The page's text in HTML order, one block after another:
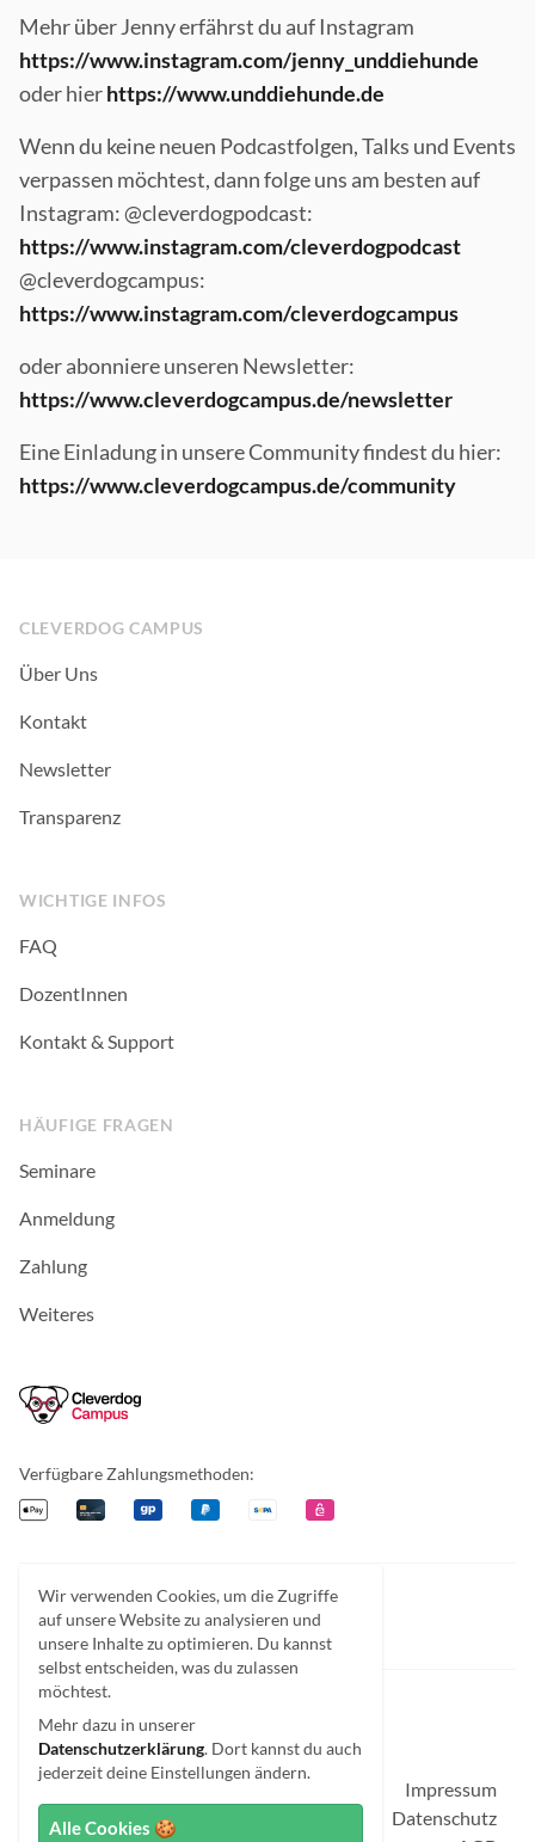
Wir verwenden Cookies, um die Zugriffe
auf unsere Website zu analysieren und
unsere Inhalte zu optimieren. Du kannst
selbst entscheiden, was du zulassen
möchtest.
Mehr dazu in unserer
Datenschutzerklärung. Dort kannst du auch
jederzeit deine Einstellungen ändern.
Alle Cookies 🍪
Mehr über Jenny erfährst du auf Instagram
https://www.instagram.com/jenny_unddiehunde
oder hierhttps://www.unddiehunde.de
Wenn du keine neuen Podcastfolgen, Talks und Events
verpassen möchtest, dann folge uns am besten auf
Instagram: @cleverdogpodcast:
https://www.instagram.com/cleverdogpodcast
@cleverdogcampus:
https://www.instagram.com/cleverdogcampus
oder abonniere unseren Newsletter:
https://www.cleverdogcampus.de/newsletter
Eine Einladung in unsere Community findest du hier:
https://www.cleverdogcampus.de/community
CLEVERDOG CAMPUS
Über Uns
Kontakt
Newsletter
Transparenz
WICHTIGE INFOS
FAQ
DozentInnen
Kontakt & Support
HÄUFIGE FRAGEN
Seminare
Anmeldung
Zahlung
Weiteres
Cleverdog Campus
Verfügbare Zahlungsmethoden:
Apple PayKreditkarteGiropayPayPal Überweisung
EPS
FacebookInstagramDiscord
© Cleverdog Campus 2026.
Impressum
Datenschutz